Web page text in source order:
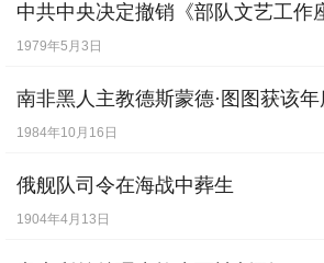
中共中央决定撤销《部队文艺工作
1979年5月3日
南非黑人主教德斯蒙德·图图获该年
1984年10月16日
俄舰队司令在海战中葬生
1904年4月13日